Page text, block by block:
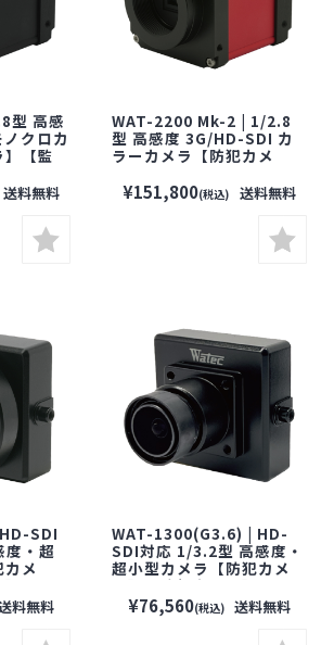
型 高感
クロカ
【監
ーカメ
ワテッ
送料無料
WAT-2200 Mk-2 | 1/2.8
型 高感度 3G/HD-SDI カ
ラーカメラ【防犯カメ
型カメラ】【セキュリティ
ーカメラ】【WATEC】
¥151,800(税込) 送料無料
SDI
・超
メ
【小
リティ
】
料無料
WAT-1300(G3.6) | HD-
SDI対応 1/3.2型 高感度・
超小型カメラ【防犯カメ
ラ】【監視カメラ】【小
型カメラ】【セキュリティ
ーカメラ】【WATEC】
¥76,560(税込) 送料無料